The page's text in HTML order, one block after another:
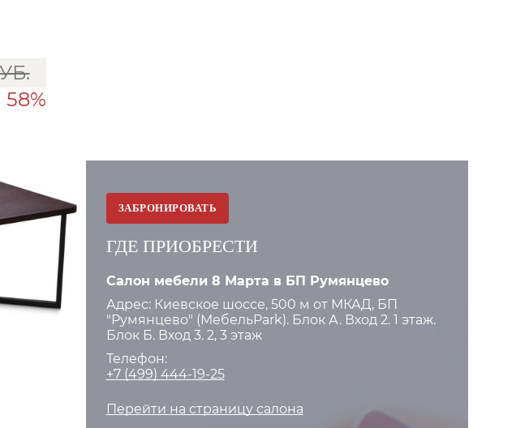
58%
ЗАБРОНИРОВАТЬ
ГДЕ ПРИОБРЕСТИ
Салон мебели 8 Марта в БП Румянцево
Адрес: Киевское шоссе, 500 м от МКАД, БП
"Румянцево" (МебельPark). Блок А. Вход 2. 1 этаж.
Блок Б. Вход 3. 2, 3 этаж
Телефон:
+7 (499) 444-19-25
Перейти на страницу салона